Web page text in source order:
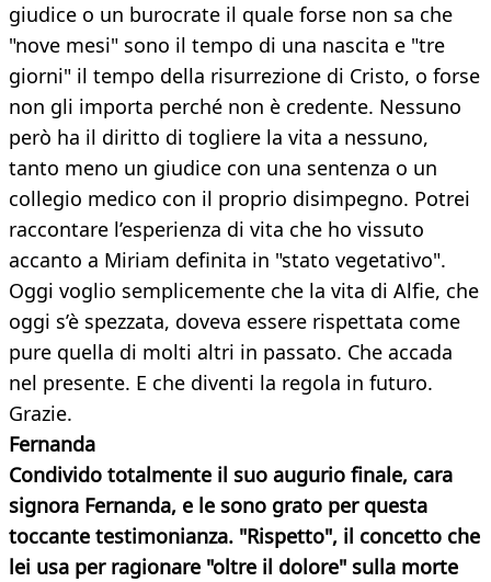
giudice o un burocrate il quale forse non sa che
"nove mesi" sono il tempo di una nascita e "tre
giorni" il tempo della risurrezione di Cristo, o forse
non gli importa perché non è credente. Nessuno
però ha il diritto di togliere la vita a nessuno,
tanto meno un giudice con una sentenza o un
collegio medico con il proprio disimpegno. Potrei
raccontare l’esperienza di vita che ho vissuto
accanto a Miriam definita in "stato vegetativo".
Oggi voglio semplicemente che la vita di Alfie, che
oggi s’è spezzata, doveva essere rispettata come
pure quella di molti altri in passato. Che accada
nel presente. E che diventi la regola in futuro.
Grazie.
Fernanda
Condivido totalmente il suo augurio finale, cara
signora Fernanda, e le sono grato per questa
toccante testimonianza. "Rispetto", il concetto che
lei usa per ragionare "oltre il dolore" sulla morte